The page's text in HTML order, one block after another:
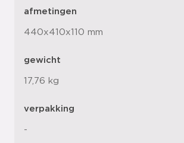
afmetingen
440x410x110 mm
gewicht
17,76 kg
verpakking
-